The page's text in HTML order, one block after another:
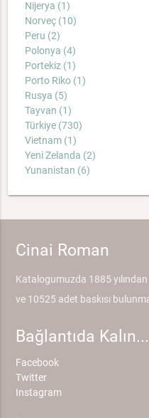
Nijerya (1)
Norveç (10)
Peru (2)
Polonya (4)
Portekiz (1)
Porto Riko (1)
Rusya (5)
Tayvan (1)
Türkiye (730)
Vietnam (1)
Yeni Zelanda (2)
Yunanistan (6)
Cinai Roman
Katalogumuzda 1885
ve 10525 adet baskısı
Bağlantıda Kalın...
Facebook
Twitter
Instagram